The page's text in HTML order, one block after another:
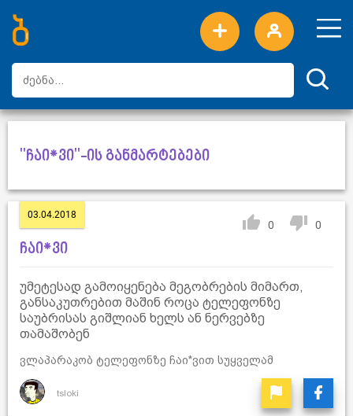
ახალი სიტყვები
ტოპ სიტყვები
დღის ტოპ სიტყვები
ტოპ მომხმარებლები
"ჩაი*ვი"-ის განმარტებები
03.04.2018
0 0
ჩაი*ვი
უმეტესად გამოიყენება მეგობრების მიმართ,
განსაკუთრებით მაშინ როცა ტელეფონზე
საუბრისას გიშლიან ხელს ან ნერვებზე
თამაშობენ
ვლაპარაკობ ტელეფონზე ჩაი*ვით სუყველამ
tsloki